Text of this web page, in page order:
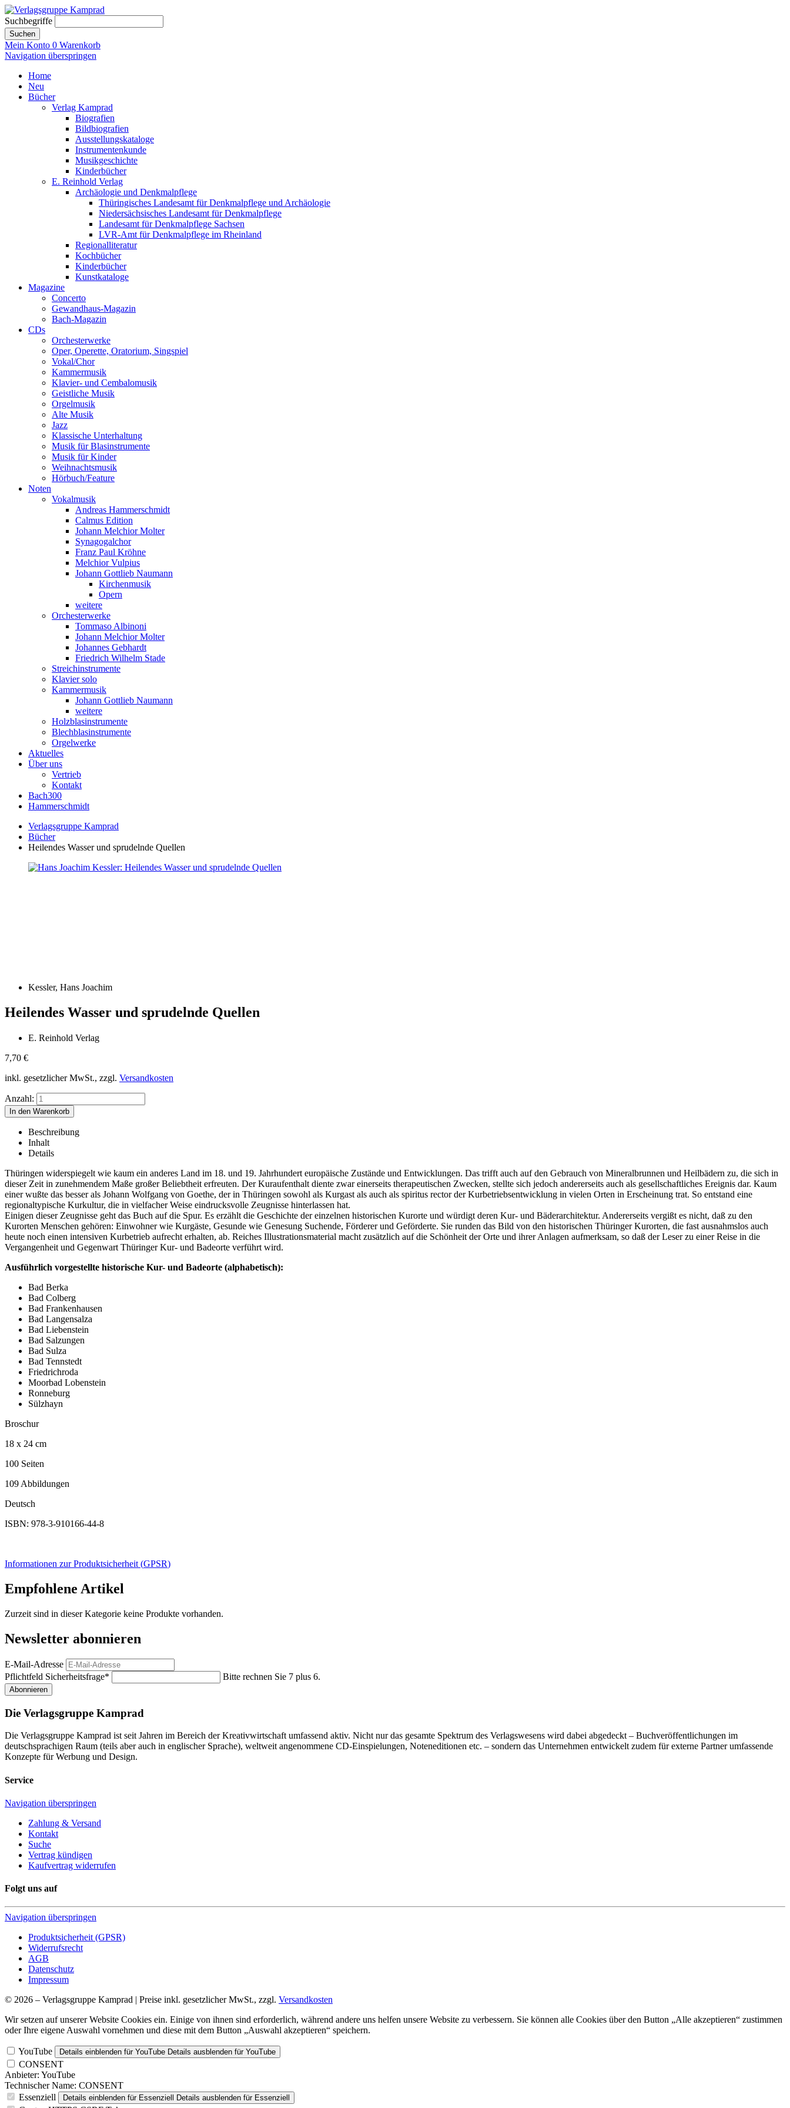
Suchbegriffe
Suchen
Mein Konto 0 Warenkorb
Navigation überspringen
Home
Neu
Bücher
Verlag Kamprad
Biografien
Bildbiografien
Ausstellungskataloge
Instrumentenkunde
Musikgeschichte
Kinderbücher
E. Reinhold Verlag
Archäologie und Denkmalpflege
Thüringisches Landesamt für Denkmalpflege und Archäologie
Niedersächsisches Landesamt für Denkmalpflege
Landesamt für Denkmalpflege Sachsen
LVR-Amt für Denkmalpflege im Rheinland
Regionalliteratur
Kochbücher
Kinderbücher
Kunstkataloge
Magazine
Concerto
Gewandhaus-Magazin
Bach-Magazin
CDs
Orchesterwerke
Oper, Operette, Oratorium, Singspiel
Vokal/Chor
Kammermusik
Klavier- und Cembalomusik
Geistliche Musik
Orgelmusik
Alte Musik
Jazz
Klassische Unterhaltung
Musik für Blasinstrumente
Musik für Kinder
Weihnachtsmusik
Hörbuch/Feature
Noten
Vokalmusik
Andreas Hammerschmidt
Calmus Edition
Johann Melchior Molter
Synagogalchor
Franz Paul Kröhne
Melchior Vulpius
Johann Gottlieb Naumann
Kirchenmusik
Opern
weitere
Orchesterwerke
Tommaso Albinoni
Johann Melchior Molter
Johannes Gebhardt
Friedrich Wilhelm Stade
Streichinstrumente
Klavier solo
Kammermusik
Johann Gottlieb Naumann
weitere
Holzblasinstrumente
Blechblasinstrumente
Orgelwerke
Aktuelles
Über uns
Vertrieb
Kontakt
Bach300
Hammerschmidt
Verlagsgruppe Kamprad
Bücher
Heilendes Wasser und sprudelnde Quellen
Kessler, Hans Joachim
Heilendes Wasser und sprudelnde Quellen
E. Reinhold Verlag
7,70 €
inkl. gesetzlicher MwSt., zzgl. Versandkosten
Anzahl:
Beschreibung
Inhalt
Details
Thüringen widerspiegelt wie kaum ein anderes Land im 18. und 19. Jahrhundert europäische Zustände und Entwicklungen. Das trifft auch auf den Gebrauch von Mineralbrunnen und Heilbädern zu, die sich in
dieser Zeit in zunehmendem Maße großer Beliebtheit erfreuten. Der Kuraufenthalt diente zwar einerseits therapeutischen Zwecken, stellte sich jedoch andererseits auch als gesellschaftliches Ereignis dar. Kaum
einer wußte das besser als Johann Wolfgang von Goethe, der in Thüringen sowohl als Kurgast als auch als spiritus rector der Kurbetriebsentwicklung in vielen Orten in Erscheinung trat. So entstand eine
regionaltypische Kurkultur, die in vielfacher Weise eindrucksvolle Zeugnisse hinterlassen hat.
Einigen dieser Zeugnisse geht das Buch auf die Spur. Es erzählt die Geschichte der einzelnen historischen Kurorte und würdigt deren Kur- und Bäderarchitektur. Andererseits vergißt es nicht, daß zu den
Kurorten Menschen gehören: Einwohner wie Kurgäste, Gesunde wie Genesung Suchende, Förderer und Geförderte. Sie runden das Bild von den historischen Thüringer Kurorten, die fast ausnahmslos auch
heute noch einen intensiven Kurbetrieb aufrecht erhalten, ab. Reiches Illustrationsmaterial macht zusätzlich auf die Schönheit der Orte und ihrer Anlagen aufmerksam, so daß der Leser zu einer Reise in die
Vergangenheit und Gegenwart Thüringer Kur- und Badeorte verführt wird.
Ausführlich vorgestellte historische Kur- und Badeorte (alphabetisch):
Bad Berka
Bad Colberg
Bad Frankenhausen
Bad Langensalza
Bad Liebenstein
Bad Salzungen
Bad Sulza
Bad Tennstedt
Friedrichroda
Moorbad Lobenstein
Ronneburg
Sülzhayn
Broschur
18 x 24 cm
100 Seiten
109 Abbildungen
Deutsch
ISBN: 978-3-910166-44-8
Informationen zur Produktsicherheit (GPSR)
Empfohlene Artikel
Zurzeit sind in dieser Kategorie keine Produkte vorhanden.
Newsletter abonnieren
E-Mail-Adresse
Pflichtfeld Sicherheitsfrage* Bitte rechnen Sie 7 plus 6.
Abonnieren
Die Verlagsgruppe Kamprad
Die Verlagsgruppe Kamprad ist seit Jahren im Bereich der Kreativwirtschaft umfassend aktiv. Nicht nur das gesamte Spektrum des Verlagswesens wird dabei abgedeckt – Buchveröffentlichungen im
deutschsprachigen Raum (teils aber auch in englischer Sprache), weltweit angenommene CD-Einspielungen, Noteneditionen etc. – sondern das Unternehmen entwickelt zudem für externe Partner umfassende
Konzepte für Werbung und Design.
Service
Navigation überspringen
Zahlung & Versand
Kontakt
Suche
Vertrag kündigen
Kaufvertrag widerrufen
Folgt uns auf
Navigation überspringen
Produktsicherheit (GPSR)
Widerrufsrecht
AGB
Datenschutz
Impressum
© 2026 – Verlagsgruppe Kamprad | Preise inkl. gesetzlicher MwSt., zzgl. Versandkosten
Wir setzen auf unserer Website Cookies ein. Einige von ihnen sind erforderlich, während andere uns helfen unsere Website zu verbessern. Sie können alle Cookies über den Button „Alle akzeptieren“ zustimmen
oder Ihre eigene Auswahl vornehmen und diese mit dem Button „Auswahl akzeptieren“ speichern.
YouTube Details einblenden für YouTube Details ausblenden für YouTube
CONSENT
Anbieter: YouTube
Technischer Name: CONSENT
Essenziell
Details einblenden für Essenziell Details ausblenden für Essenziell